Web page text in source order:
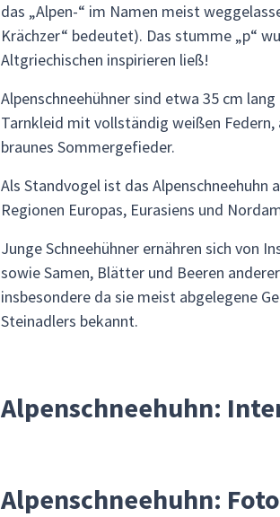
das „Alpen-“ im Namen meist
Krächzer“ bedeutet). Das stumme „p“
Altgriechischen inspirieren ließ!
Alpenschneehühner sind etwa 35 cm
Tarnkleid mit vollständig weißen Federn,
braunes Sommergefieder.
Als Standvogel ist das
Regionen Europas, Eurasiens und
Junge Schneehühner ernähren sich von
sowie Samen, Blätter und Beeren
insbesondere da sie meist abgelegene
Steinadlers bekannt.
Alpenschneehuhn:
Alpenschneehuhn: